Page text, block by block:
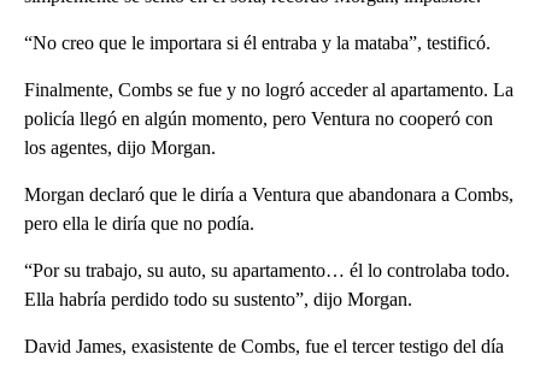
“No creo que le importara si él entraba y la mataba”, testificó.
Finalmente, Combs se fue y no logró acceder al apartamento. La
policía llegó en algún momento, pero Ventura no cooperó con
los agentes, dijo Morgan.
Morgan declaró que le diría a Ventura que abandonara a Combs,
pero ella le diría que no podía.
“Por su trabajo, su auto, su apartamento… él lo controlaba todo.
Ella habría perdido todo su sustento”, dijo Morgan.
David James, exasistente de Combs, fue el tercer testigo del día